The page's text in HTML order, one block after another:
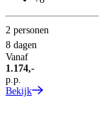
2 personen
8 dagen
Vanaf
1.174,-
p.p.
Bekijk